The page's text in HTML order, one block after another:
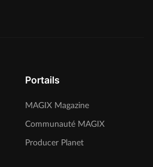
Portails
MAGIX Magazine
Communauté MAGIX
Producer Planet